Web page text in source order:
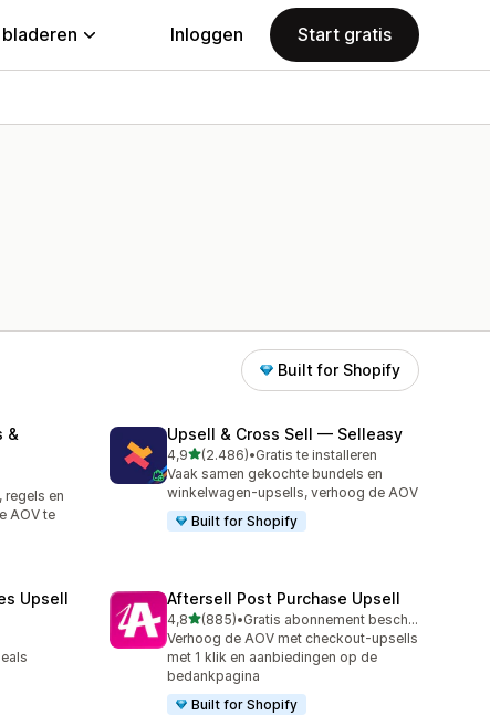
Inloggen Start gratis
Built for Shopify
&
en
AOV te
Upsell & Cross Sell — Selleasy
4,9van 5 sterren
(2.486)
2486 recensies in totaal
•Gratis te installeren
Vaak samen gekochte bundels en
winkelwagen-upsells, verhoog de AOV
Built for Shopify
Upsell Aftersell Post Purchase Upsell
4,8van 5 sterren
(885)
885 recensies in totaal
•
Gratis abonnement beschikbaar
Verhoog de AOV met checkout-upsells
met 1 klik en aanbiedingen op de
bedankpagina
Built for Shopify